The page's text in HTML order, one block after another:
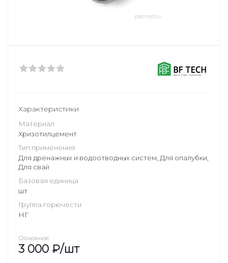
Характеристики
Материал
Хризотилцемент
Тип применения
Для дренажных и водоотводных систем, Для опалубки,
Для свай
Базовая единица
шт
Группа горючести
НГ
Основное
3 000 ₽/шт